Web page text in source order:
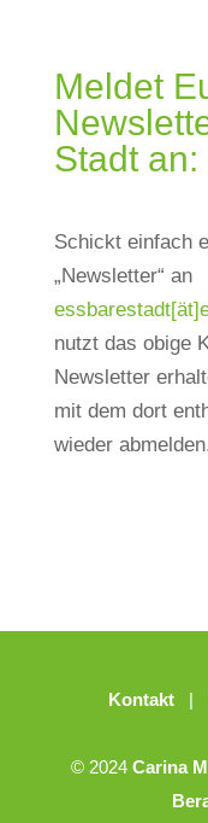
Meldet
Stadt an:
Schickt einfach
„Newsletter“ an
nutzt das obige
Newsletter
mit dem dort
wieder
Kontakt |
© 2024 Carina